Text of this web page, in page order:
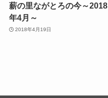
薪の里ながとろの今～2018
年4月～
2018年4月19日